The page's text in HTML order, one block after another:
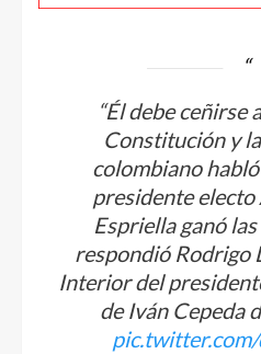
“Él debe ceñirse
Constitución y
colombiano
presidente
Espriella ganó las
respondió Rodrigo
Interior del
de Iván Cepeda